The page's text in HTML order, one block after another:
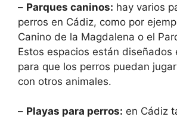
– Parques caninos: hay varios
perros en Cádiz, como por
Canino de la Magdalena o el
Estos espacios están diseñados
para que los perros puedan
con otros animales.
– Playas para perros: en Cádiz